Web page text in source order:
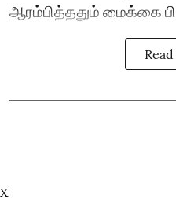
ஆரம்பித்ததும் மைக்கை
X